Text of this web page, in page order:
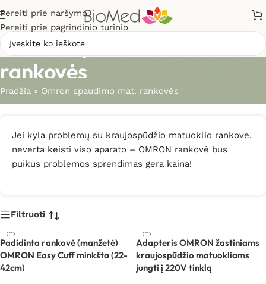
Pereiti prie naršymo
Pereiti prie pagrindinio turinio
Omron spaudimo mat.
rankovės
Pradžia » Omron spaudimo mat. rankovės
Jei kyla problemų su kraujospūdžio matuoklio rankove,
neverta keisti viso aparato – OMRON rankovė bus
puikus problemos sprendimas gera kaina!
Filtruoti
Padidinta rankovė (manžetė)
OMRON Easy Cuff minkšta (22-
42cm)
Adapteris OMRON žastiniams
kraujospūdžio matuokliams
jungti į 220V tinklą